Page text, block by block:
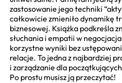
zastosowanie jego techniki
całkowicie zmieniło dynamikę
biznesowej. Książka podkreśla
słuchania i empatii w
korzystne wyniki bez
relacje. To jedna z najbardziej
i zarządzanie dla
Po prostu musisz ją przeczytać!